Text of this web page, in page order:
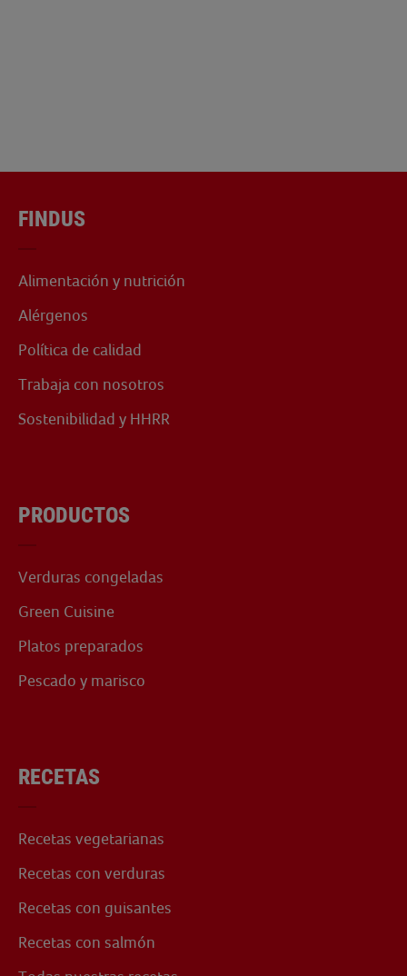
FINDUS
Alimentación y nutrición
Alérgenos
Política de calidad
Trabaja con nosotros
Sostenibilidad y HHRR
PRODUCTOS
Verduras congeladas
Green Cuisine
Platos preparados
Pescado y marisco
RECETAS
Recetas vegetarianas
Recetas con verduras
Recetas con guisantes
Recetas con salmón